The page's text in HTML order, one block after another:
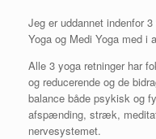
Jeg er uddannet indenfor
Yoga og Medi Yoga med i
Alle 3 yoga retninger har
og reducerende og de
balance både psykisk og
afspænding, stræk,
nervesystemet.